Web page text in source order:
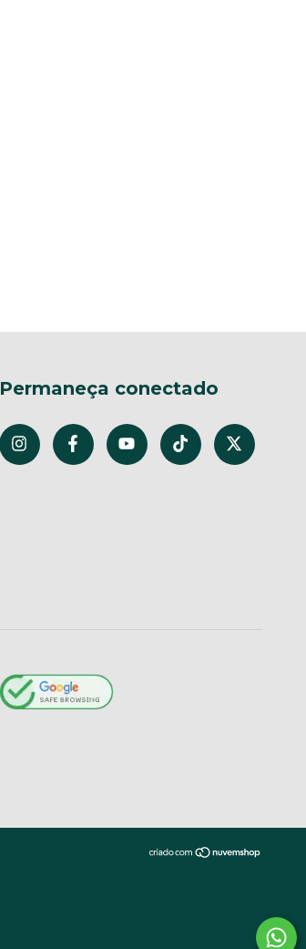
Permaneça conectado